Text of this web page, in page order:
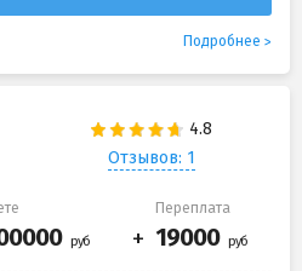
Подробнее
Отзывов: 1
Переплата